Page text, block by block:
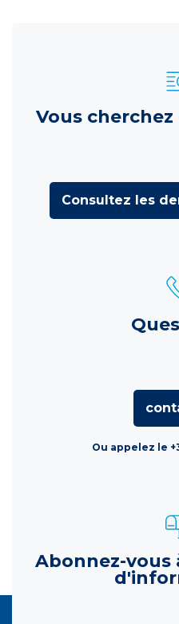
Vous
Consultez les
Ou appelez le
Abonnez-